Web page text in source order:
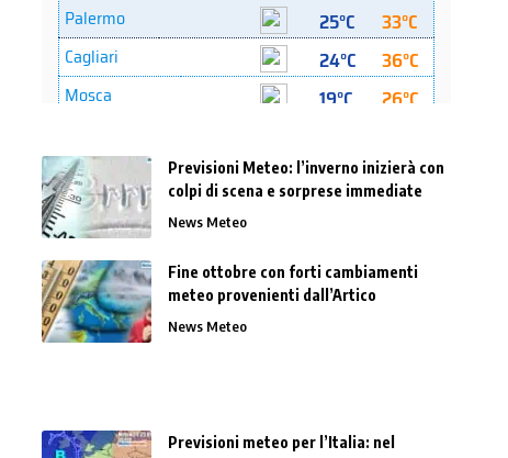
Previsioni Meteo: l’inverno inizierà con
colpi di scena e sorprese immediate
News Meteo
Fine ottobre con forti cambiamenti
meteo provenienti dall’Artico
News Meteo
Previsioni meteo per l’Italia: nel